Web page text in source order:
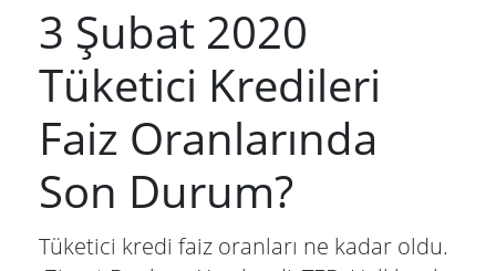
3 Şubat 2020
Tüketici Kredileri
Faiz Oranlarında
Son Durum?
Tüketici kredi faiz oranları ne kadar oldu.